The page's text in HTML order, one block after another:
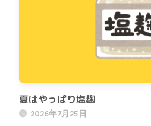
夏はやっぱり塩麹
2026年7月25日